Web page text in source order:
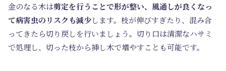
金のなる木は剪定を行うことで形が整い、風通しが良くなっ
て病害虫のリスクも減少します。枝が伸びすぎたり、混み合
ってきたら切り戻しを行いましょう。切り口は清潔なハサミ
で処理し、切った枝から挿し木で増やすことも可能です。